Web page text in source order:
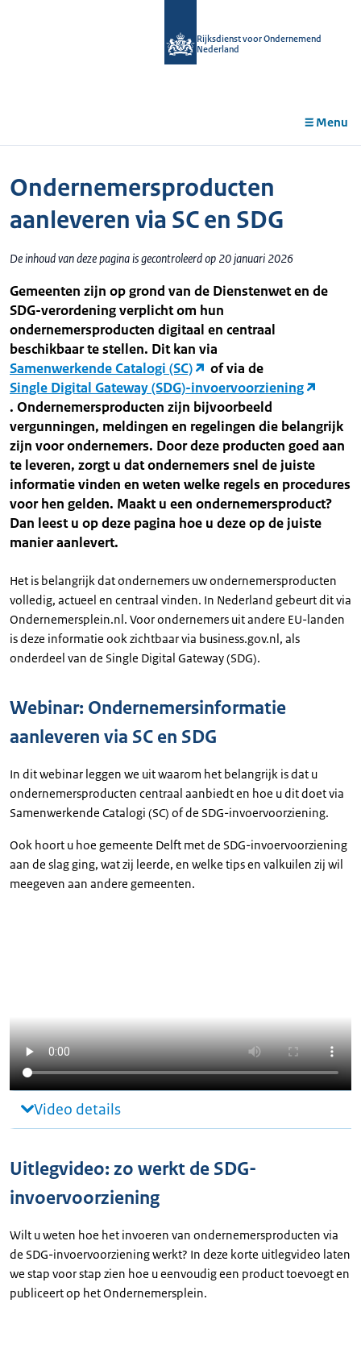
Rijksdienst voor Ondernemend
Nederland
Menu
Ondernemersproducten
aanleveren via SC en SDG
De inhoud van deze pagina is gecontroleerd op 20 januari 2026
Gemeenten zijn op grond van de Dienstenwet en de
SDG-verordening verplicht om hun
ondernemersproducten digitaal en centraal
beschikbaar te stellen. Dit kan via
Samenwerkende Catalogi (SC)
of via de
Single Digital Gateway (SDG)-invoervoorziening
. Ondernemersproducten zijn bijvoorbeeld
vergunningen, meldingen en regelingen die belangrijk
zijn voor ondernemers. Door deze producten goed aan
te leveren, zorgt u dat ondernemers snel de juiste
informatie vinden en weten welke regels en procedures
voor hen gelden. Maakt u een ondernemersproduct?
Dan leest u op deze pagina hoe u deze op de juiste
manier aanlevert.
Het is belangrijk dat ondernemers uw ondernemersproducten
volledig, actueel en centraal vinden. In Nederland gebeurt dit via
Ondernemersplein.nl. Voor ondernemers uit andere EU-landen
is deze informatie ook zichtbaar via business.gov.nl, als
onderdeel van de Single Digital Gateway (SDG).
Webinar: Ondernemersinformatie
aanleveren via SC en SDG
In dit webinar leggen we uit waarom het belangrijk is dat u
ondernemersproducten centraal aanbiedt en hoe u dit doet via
Samenwerkende Catalogi (SC) of de SDG-invoervoorziening.
Ook hoort u hoe gemeente Delft met de SDG-invoervoorziening
aan de slag ging, wat zij leerde, en welke tips en valkuilen zij wil
meegeven aan andere gemeenten.
Video details
Uitlegvideo: zo werkt de SDG-
invoervoorziening
Wilt u weten hoe het invoeren van ondernemersproducten via
de SDG-invoervoorziening werkt? In deze korte uitlegvideo laten
we stap voor stap zien hoe u eenvoudig een product toevoegt en
publiceert op het Ondernemersplein.